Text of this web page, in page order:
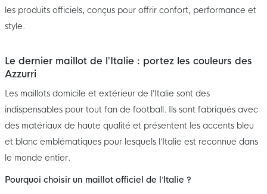
les produits officiels, conçus pour offrir confort, performance et
style.
Le dernier maillot de l’Italie : portez les couleurs des
Azzurri
Les maillots domicile et extérieur de l’Italie sont des
indispensables pour tout fan de football. Ils sont fabriqués avec
des matériaux de haute qualité et présentent les accents bleu
et blanc emblématiques pour lesquels l’Italie est reconnue dans
le monde entier.
Pourquoi choisir un maillot officiel de l’Italie ?